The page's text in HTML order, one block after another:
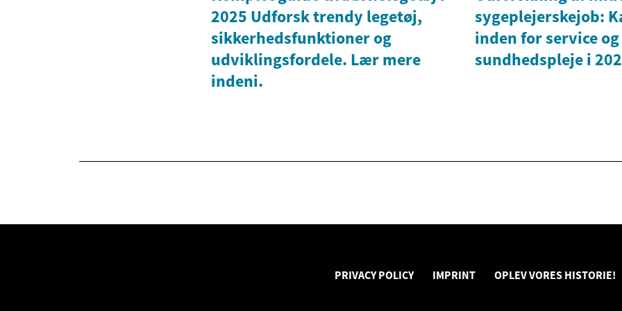
2025 Udforsk trendy legetøj,
sikkerhedsfunktioner og
udviklingsfordele. Lær mere
indeni.
sygeplejerskejob:
inden for service og
sundhedspleje i
PRIVACY POLICY IMPRINT OPLEV VORES HISTORIE!